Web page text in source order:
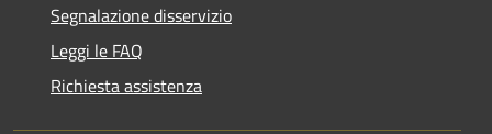
Segnalazione disservizio
Leggi le FAQ
Richiesta assistenza